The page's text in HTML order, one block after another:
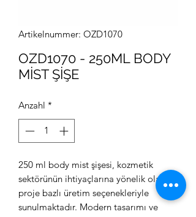
Artikelnummer: OZD1070
OZD1070 - 250ML BODY
MİST ŞİŞE
Anzahl *
250 ml body mist şişesi, kozmetik
sektörünün ihtiyaçlarına yönelik olarak
proje bazlı üretim seçenekleriyle
sunulmaktadır. Modern tasarımı ve